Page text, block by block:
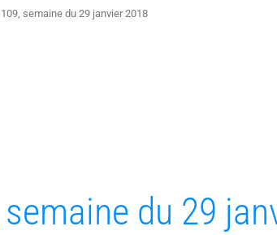
semaine du 29 janvier 2018
du 29